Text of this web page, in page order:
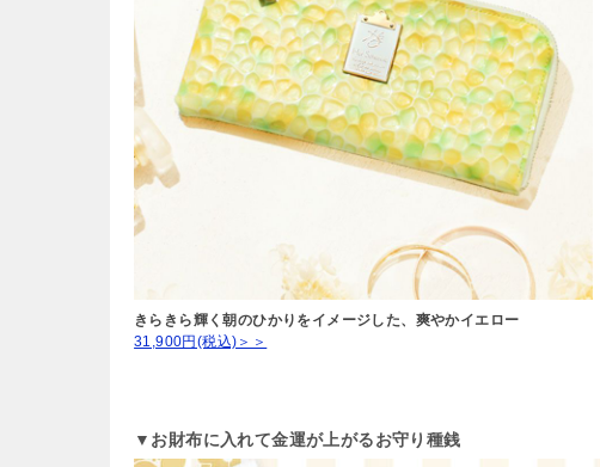
きらきら輝く朝のひかりをイメージした、爽やかイエロー
31,900円(税込)＞＞
▼お財布に入れて金運が上がるお守り種銭